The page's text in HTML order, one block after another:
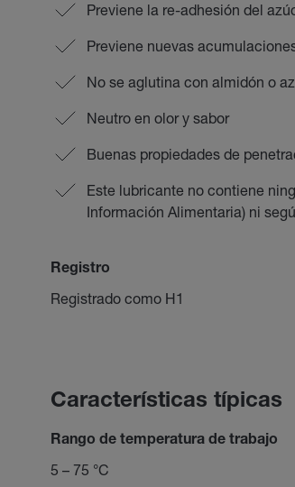
Previene la re-adhesión del
Previene nuevas
No se aglutina con almidón o
Neutro en olor y sabor
Buenas propiedades de
Este lubricante no contiene
Información Alimentaria) ni
Registro
Registrado como H1
Características típicas
Rango de temperatura de trabajo
5 – 75 °C